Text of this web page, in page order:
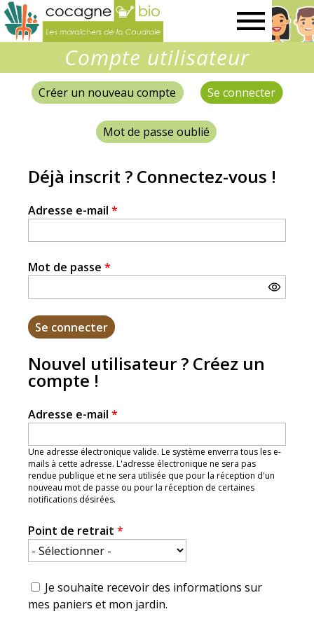
maraîchers
de
la
Compte utilisateur
OngletsCréer un nouveau compte Se connecter
Mot de passe oublié
Déjà inscrit ? Connectez-vous !
Adresse e-mail *
Mot de passe *
Nouvel utilisateur ? Créez un
compte !
Adresse e-mail *
Une adresse électronique valide. Le système enverra tous les e-
mails à cette adresse. L'adresse électronique ne sera pas
rendue publique et ne sera utilisée que pour la réception d'un
nouveau mot de passe ou pour la réception de certaines
notifications désirées.
Point de retrait *
Je souhaite recevoir des informations sur
mes paniers et mon jardin.